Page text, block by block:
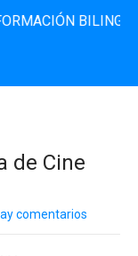
BILINGÜE
de Cine
comentarios